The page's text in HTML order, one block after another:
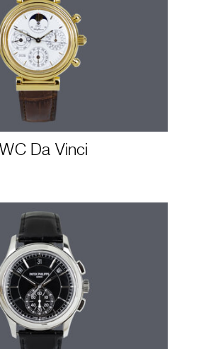
Da Vinci